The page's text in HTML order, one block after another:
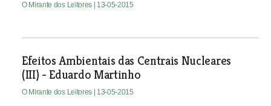
O Mirante dos Leitores | 13-05-2015
Efeitos Ambientais das Centrais Nucleares
(III) - Eduardo Martinho
O Mirante dos Leitores | 13-05-2015